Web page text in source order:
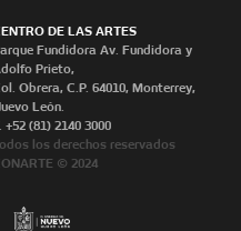
DE LAS ARTES
Fundidora Av. Fundidora y
Prieto,
Obrera, C.P. 64010, Monterrey,
León.
+52 (81) 2140 3000
los derechos reservados
© 2024